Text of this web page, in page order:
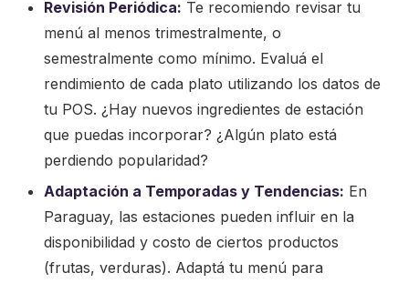
Revisión Periódica: Te recomiendo revisar tu
menú al menos trimestralmente, o
semestralmente como mínimo. Evaluá el
rendimiento de cada plato utilizando los datos de
tu POS. ¿Hay nuevos ingredientes de estación
que puedas incorporar? ¿Algún plato está
perdiendo popularidad?
Adaptación a Temporadas y Tendencias: En
Paraguay, las estaciones pueden influir en la
disponibilidad y costo de ciertos productos
(frutas, verduras). Adaptá tu menú para